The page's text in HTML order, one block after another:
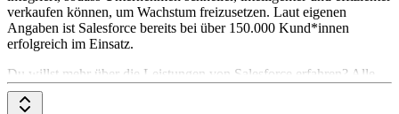
verkaufen können, um Wachstum freizusetzen. Laut eigenen
Angaben ist Salesforce bereits bei über 150.000 Kund*innen
erfolgreich im Einsatz.
Du willst mehr über die Leistungen von Salesforce erfahren? Alle
Tools und hilfreiche Artikel zu den Produkten findest du auf der
Company-Overview-Seite von Saleforce